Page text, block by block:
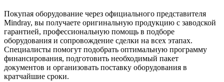
Покупая оборудование через официального представителя
Mindray, вы получаете оригинальную продукцию с заводской
гарантией, профессиональную помощь в подборе
оборудования и сопровождение сделки на всех этапах.
Специалисты помогут подобрать оптимальную программу
финансирования, подготовить необходимый пакет
документов и организовать поставку оборудования в
кратчайшие сроки.